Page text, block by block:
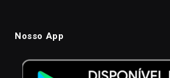
Nosso App